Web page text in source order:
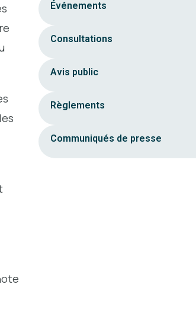
Événements
Consultations
Avis public
Règlements
Communiqués de presse